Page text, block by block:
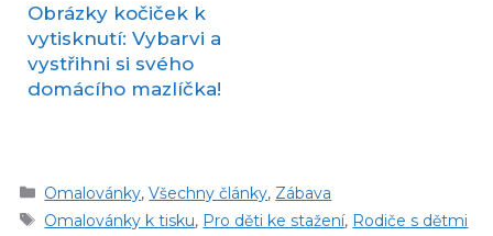
Obrázky kočiček k
vytisknutí: Vybarvi a
vystřihni si svého
domácího mazlíčka!
Rubriky
Omalovánky,Všechny články, Zábava
Štítky
Omalovánky k tisku, Pro děti ke stažení, Rodiče s dětmi